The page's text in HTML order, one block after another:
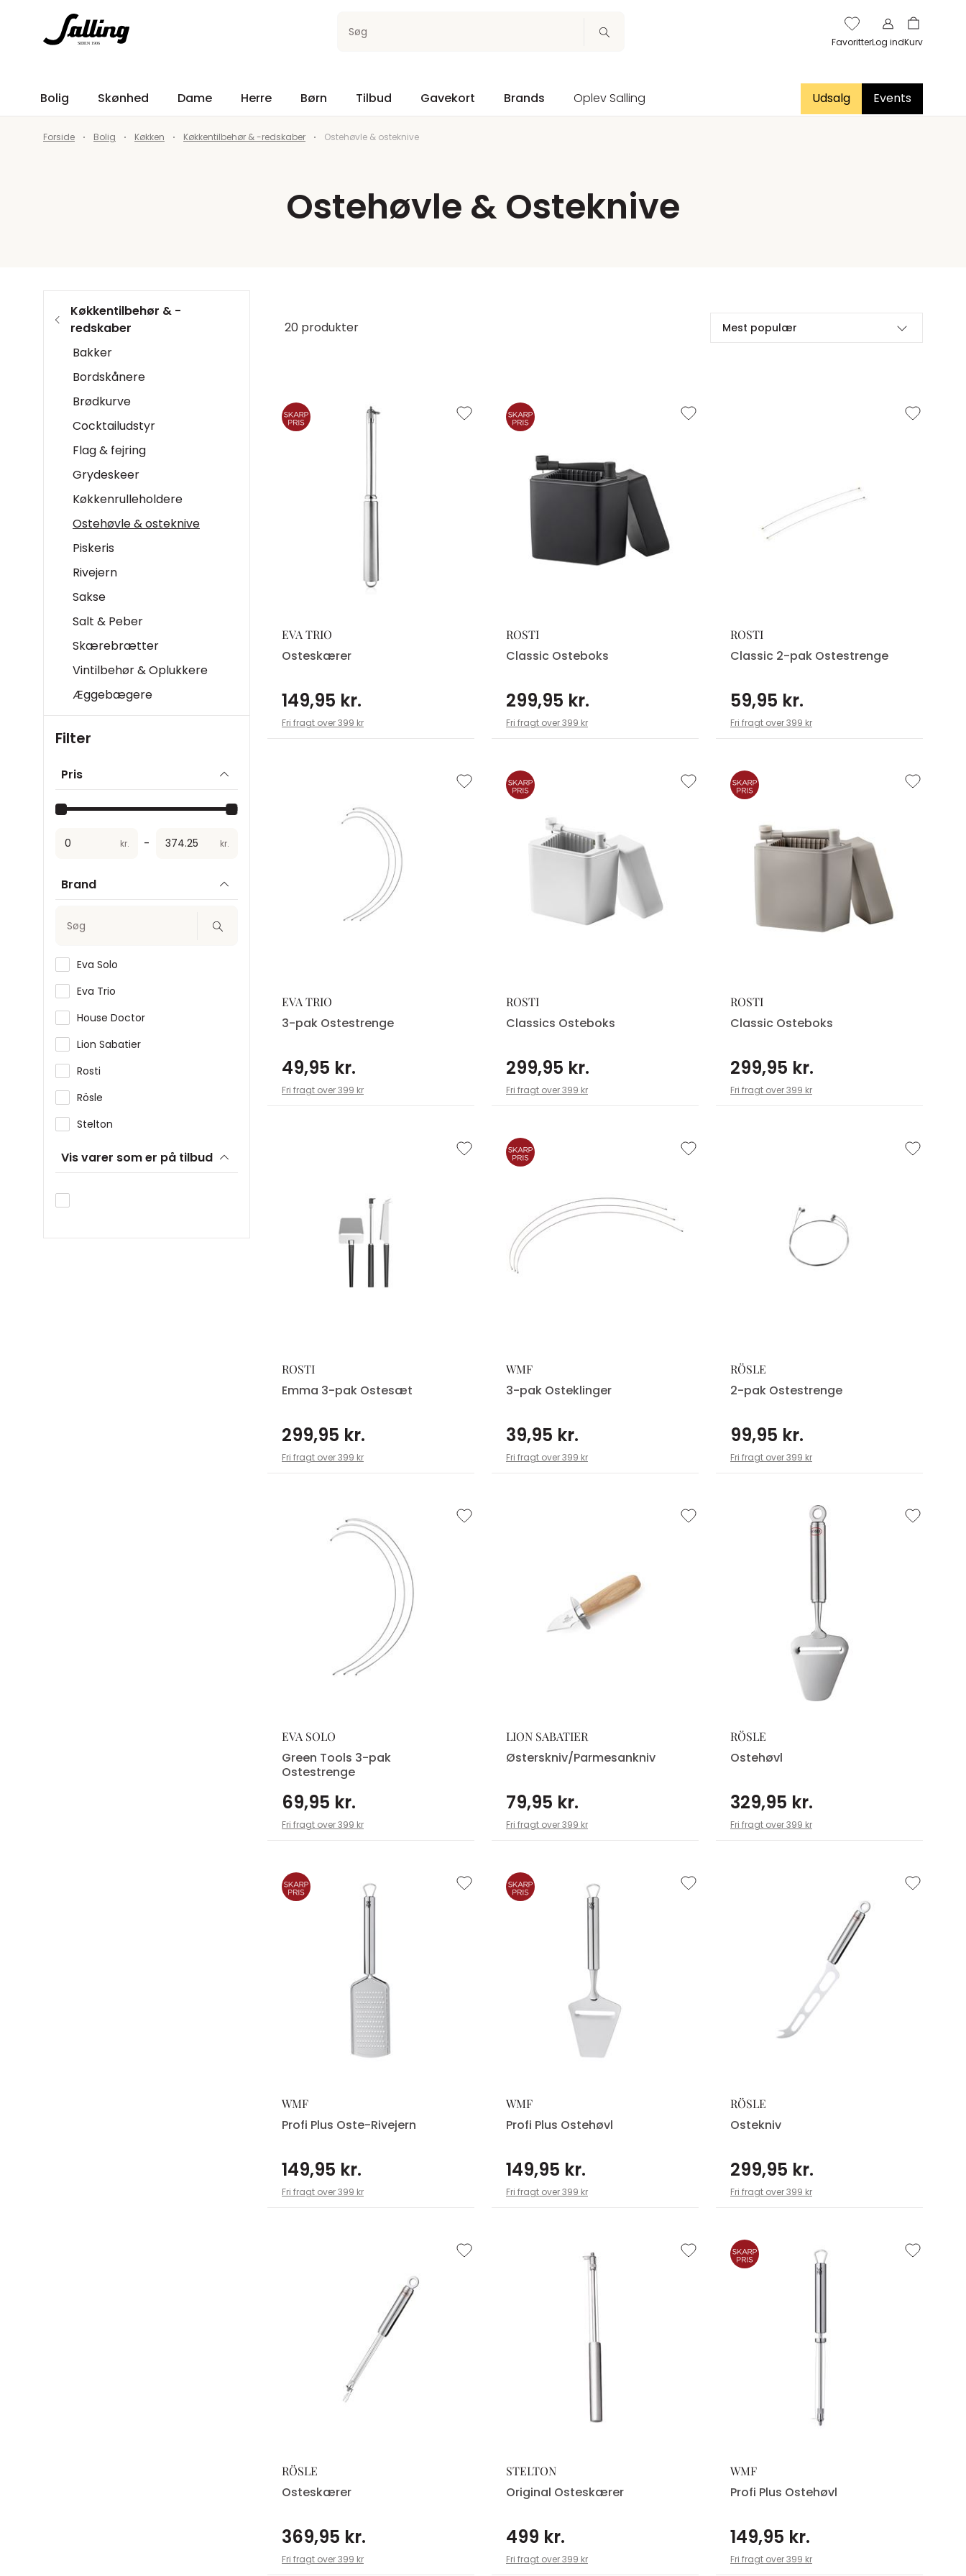
Søg
FavoritterLog indKurv
Bolig Skønhed Dame Herre Børn Tilbud Gavekort Brands Oplev Salling Udsalg Events
Forside Bolig Køkken Køkkentilbehør & -redskaber Ostehøvle & osteknive
Ostehøvle & Osteknive
Køkkentilbehør & -
redskaber
Bakker
Bordskånere
Brødkurve
Cocktailudstyr
Flag & fejring
Grydeskeer
Køkkenrulleholdere
Ostehøvle & osteknive
Piskeris
Rivejern
Sakse
Salt & Peber
Skærebrætter
Vintilbehør & Oplukkere
Æggebægere
Filter
Pris
kr. - kr.
Brand
Søg
Eva Solo
Eva Trio
House Doctor
Lion Sabatier
Rosti
Rösle
Stelton
Vis varer som er på tilbud
20 produkter Mest populær
EVA TRIO
Osteskærer
149,95 kr.
Fri fragt over 399 kr
ROSTI
Classic Osteboks
299,95 kr.
Fri fragt over 399 kr
ROSTI
Classic 2-pak Ostestrenge
59,95 kr.
Fri fragt over 399 kr
EVA TRIO
3-pak Ostestrenge
49,95 kr.
Fri fragt over 399 kr
ROSTI
Classics Osteboks
299,95 kr.
Fri fragt over 399 kr
ROSTI
Classic Osteboks
299,95 kr.
Fri fragt over 399 kr
ROSTI
Emma 3-pak Ostesæt
299,95 kr.
Fri fragt over 399 kr
WMF
3-pak Osteklinger
39,95 kr.
Fri fragt over 399 kr
RÖSLE
2-pak Ostestrenge
99,95 kr.
Fri fragt over 399 kr
EVA SOLO
Green Tools 3-pak
Ostestrenge
69,95 kr.
Fri fragt over 399 kr
LION SABATIER
Østerskniv/Parmesankniv
79,95 kr.
Fri fragt over 399 kr
RÖSLE
Ostehøvl
329,95 kr.
Fri fragt over 399 kr
WMF
Profi Plus Oste-Rivejern
149,95 kr.
Fri fragt over 399 kr
WMF
Profi Plus Ostehøvl
149,95 kr.
Fri fragt over 399 kr
RÖSLE
Ostekniv
299,95 kr.
Fri fragt over 399 kr
RÖSLE
Osteskærer
369,95 kr.
Fri fragt over 399 kr
STELTON
Original Osteskærer
499 kr.
Fri fragt over 399 kr
WMF
Profi Plus Ostehøvl
149,95 kr.
Fri fragt over 399 kr